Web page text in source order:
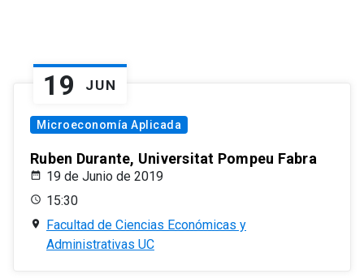
19 JUN
Microeconomía Aplicada
Ruben Durante, Universitat Pompeu Fabra
19 de Junio de 2019
15:30
Facultad de Ciencias Económicas y
Administrativas UC